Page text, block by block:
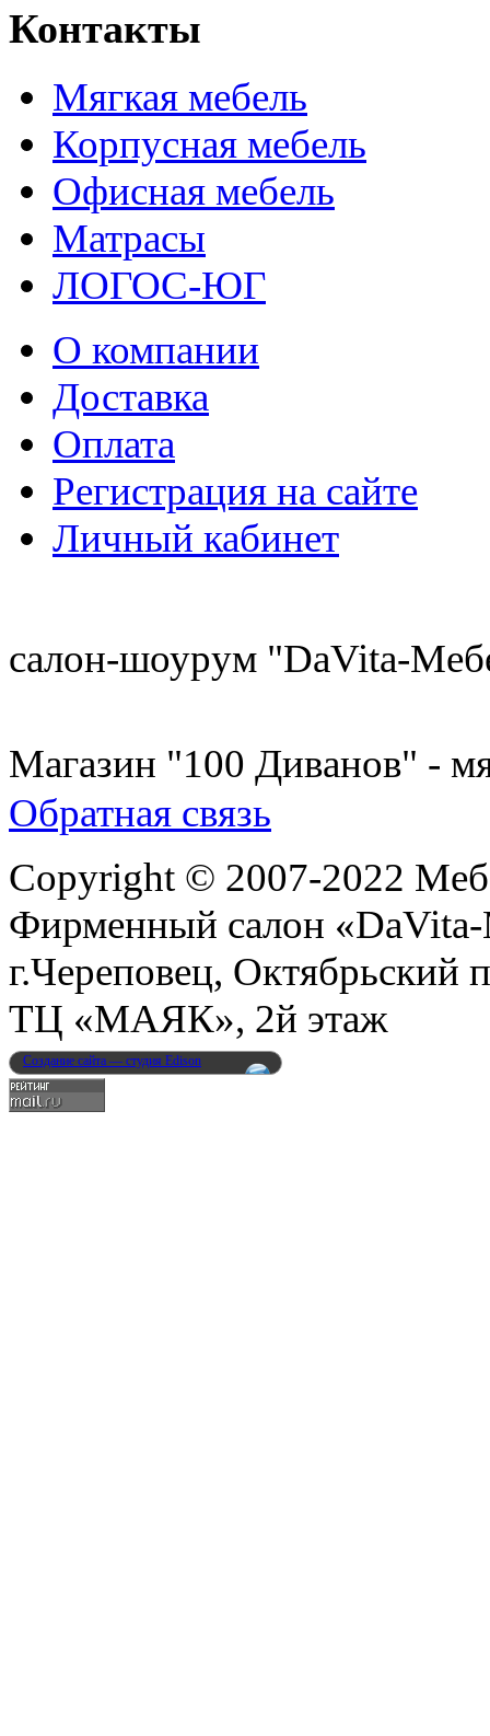
Контакты
Мягкая мебель
Корпусная мебель
Офисная мебель
Матрасы
ЛОГОС-ЮГ
О компании
Доставка
Оплата
Регистрация на сайте
Личный кабинет
салон-шоурум "DaVita-
Магазин "100 Диванов" -
Обратная связь
Copyright © 2007-2022
Фирменный салон
г.Череповец, Октябрьский
ТЦ «МАЯК», 2й этаж
Создание сайта — студия Edison